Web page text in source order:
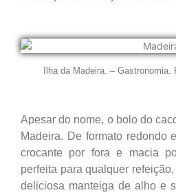
Ilha da Madeira. –
Apesar do nome, o bolo do
Madeira. De formato redondo
crocante por fora e macia
perfeita para qualquer
deliciosa manteiga de alho e